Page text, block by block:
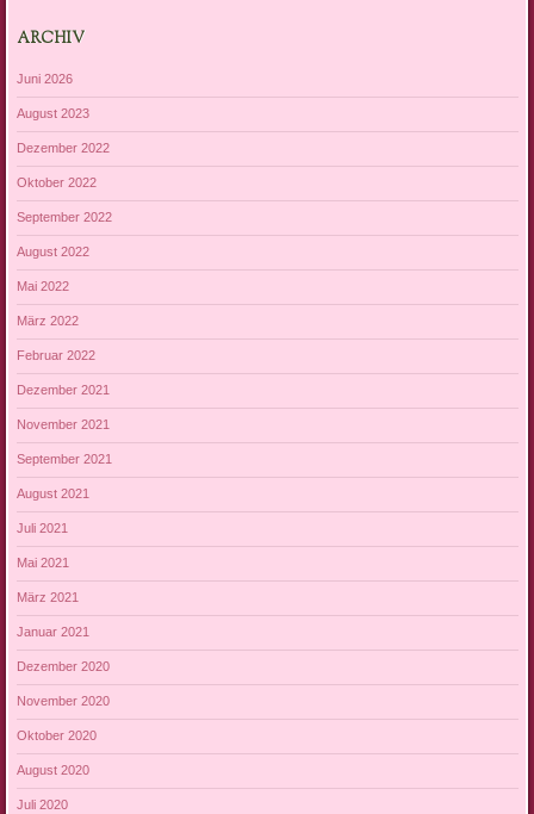
ARCHIV
Juni 2026
August 2023
Dezember 2022
Oktober 2022
September 2022
August 2022
Mai 2022
März 2022
Februar 2022
Dezember 2021
November 2021
September 2021
August 2021
Juli 2021
Mai 2021
März 2021
Januar 2021
Dezember 2020
November 2020
Oktober 2020
August 2020
Juli 2020